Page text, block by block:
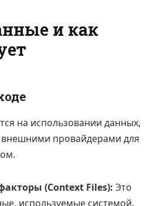
и как
на использовании данных,
провайдерами для
(Context Files): Это
используемые системой.